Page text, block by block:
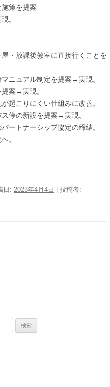
策を提案
。
・放課後教室に直接行くことを
ニュアル制定を提案→実現。
案→実現。
こりにくい仕組みに改善。
停の新設を提案→実現。
ートナーシップ協定の締結。
。
日: 2023年4月4日
投稿者: